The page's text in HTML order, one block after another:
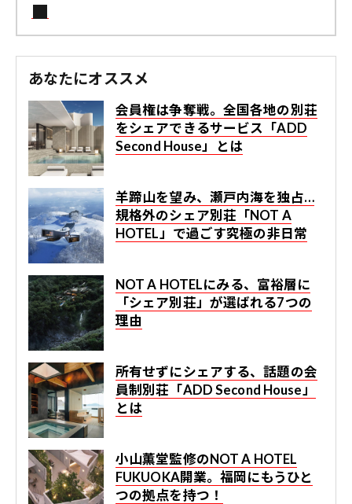
あなたにオススメ
会員権は争奪戦。全国各地の別荘
をシェアできるサービス「ADD
Second House」とは
羊蹄山を望み、瀬戸内海を独占…
規格外のシェア別荘「NOT A
HOTEL」で過ごす究極の非日常
NOT A HOTELにみる、富裕層に
「シェア別荘」が選ばれる7つの
理由
所有せずにシェアする、話題の会
員制別荘「ADD Second House」
とは
小山薫堂監修のNOT A HOTEL
FUKUOKA開業。福岡にもうひと
つの拠点を持つ！